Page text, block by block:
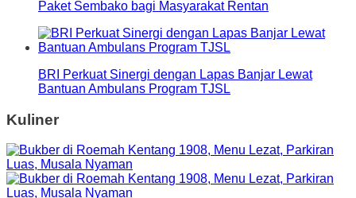
Paket Sembako bagi Masyarakat Rentan
BRI Perkuat Sinergi dengan Lapas Banjar Lewat
Bantuan Ambulans Program TJSL
Kuliner